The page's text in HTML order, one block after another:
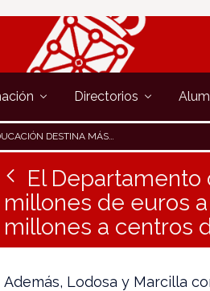
Directorios
EN 2025, DE ELLOS 6,6 MILLONES A CENTROS DE 0-3 AÑOS
El
millones de euros
millones a centros
Además, Lodosa y Marcilla